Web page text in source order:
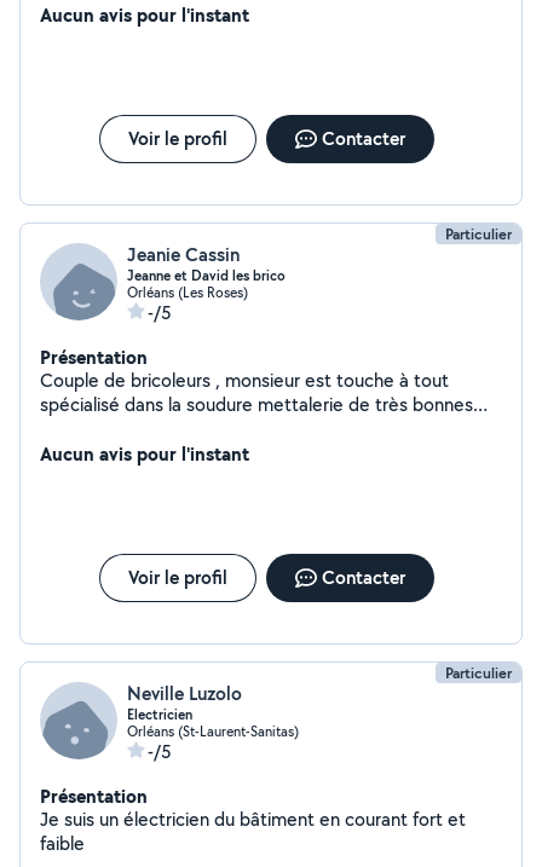
des installations neuves et réhabilite les vielles
plomberie,menuiserie et montage de meuble
Aucun avis pour l'instant
Voir le profil Contacter
Particulier
Jeanie Cassin
Jeanne et David les brico
Orléans (Les Roses)
-/5
Présentation
Couple de bricoleurs , monsieur est touche à tout
spécialisé dans la soudure mettalerie de très bonnes
savons nous rendre disponible à très vite
Aucun avis pour l'instant
Voir le profil Contacter
Particulier
Neville Luzolo
Electricien
Orléans (St-Laurent-Sanitas)
-/5
Présentation
Je suis un électricien du bâtiment en courant fort et
faible